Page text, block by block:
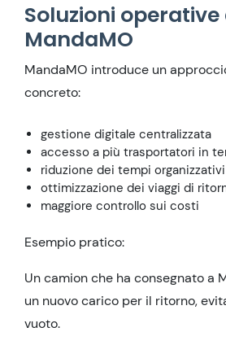
Soluzioni operative
MandaMO
MandaMO introduce un
concreto:
gestione digitale centralizzata
accesso a più trasportatori in
riduzione dei tempi organizzativi
ottimizzazione dei viaggi di
maggiore controllo sui costi
Esempio pratico:
Un camion che ha consegnato a
un nuovo carico per il ritorno,
vuoto.